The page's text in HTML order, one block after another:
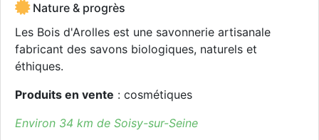
Nature & progrès
Les Bois d'Arolles est une savonnerie artisanale
fabricant des savons biologiques, naturels et
éthiques.
Produits en vente : cosmétiques
Environ 34 km de Soisy-sur-Seine